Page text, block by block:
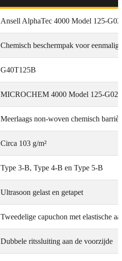
Ansell AlphaTec 4000 Model 125-G02
Chemisch beschermpak voor eenmalig
G40T125B
MICROCHEM 4000 Model 125-G02
Meerlaags non-woven chemisch
Circa 103 g/m²
Type 3-B, Type 4-B en Type 5-B
Ultrasoon gelast en getapet
Tweedelige capuchon met elastische
Dubbele ritssluiting aan de voorzijde